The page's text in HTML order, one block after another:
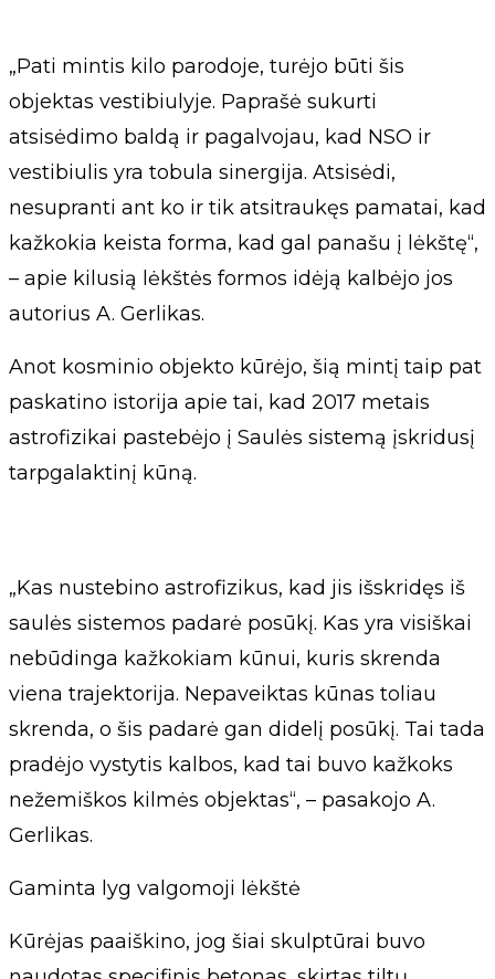
„Pati mintis kilo parodoje, turėjo būti šis
objektas vestibiulyje. Paprašė sukurti
atsisėdimo baldą ir pagalvojau, kad NSO ir
vestibiulis yra tobula sinergija. Atsisėdi,
nesupranti ant ko ir tik atsitraukęs pamatai, kad
kažkokia keista forma, kad gal panašu į lėkštę“,
– apie kilusią lėkštės formos idėją kalbėjo jos
autorius A. Gerlikas.
Anot kosminio objekto kūrėjo, šią mintį taip pat
paskatino istorija apie tai, kad 2017 metais
astrofizikai pastebėjo į Saulės sistemą įskridusį
tarpgalaktinį kūną.
„Kas nustebino astrofizikus, kad jis išskridęs iš
saulės sistemos padarė posūkį. Kas yra visiškai
nebūdinga kažkokiam kūnui, kuris skrenda
viena trajektorija. Nepaveiktas kūnas toliau
skrenda, o šis padarė gan didelį posūkį. Tai tada
pradėjo vystytis kalbos, kad tai buvo kažkoks
nežemiškos kilmės objektas“, – pasakojo A.
Gerlikas.
Gaminta lyg valgomoji lėkštė
Kūrėjas paaiškino, jog šiai skulptūrai buvo